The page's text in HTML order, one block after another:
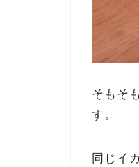
そもそも
す。
同じイ